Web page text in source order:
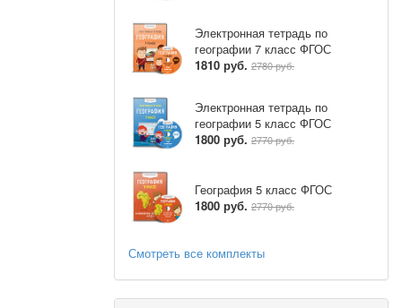
Электронная тетрадь по
географии 7 класс ФГОС
1810 руб. 2780 руб.
Электронная тетрадь по
географии 5 класс ФГОС
1800 руб. 2770 руб.
География 5 класс ФГОС
1800 руб. 2770 руб.
Смотреть все комплекты